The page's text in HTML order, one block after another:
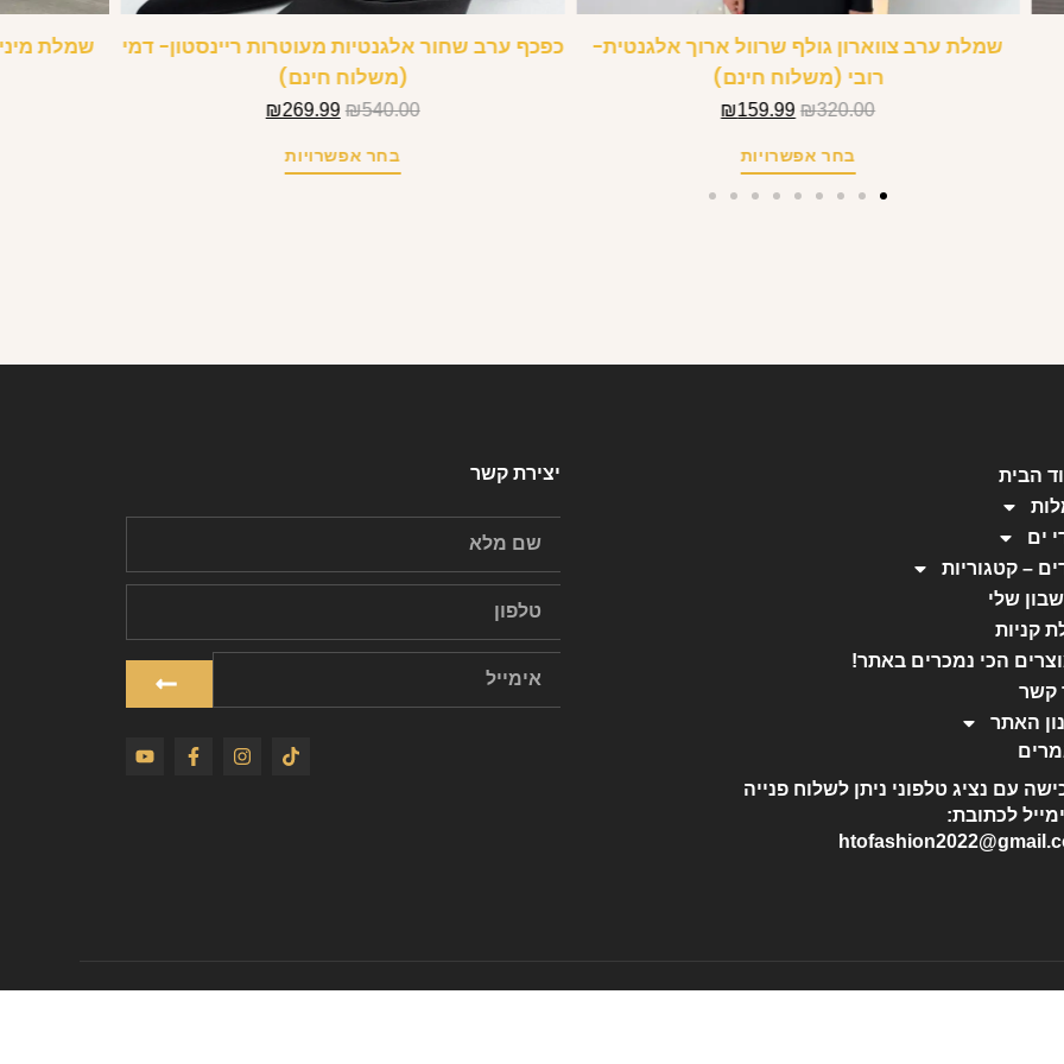
שמלת ערב צווארון גולף שרוול ארוך אלגנטית-
רובי (משלוח חינם)
₪320.00
₪159.99
בחר אפשרויות
כפכף ערב שחור אלגנטיות מעוטרות ריינסטון- דמי
(משלוח חינם)
₪540.00
₪269.99
בחר אפשרויות
שמלת
הבית
ים
– קטגוריות
שלי
קניות
הכי נמכרים באתר!
קשר
האתר
עם נציג טלפוני ניתן לשלוח פנייה
לכתובת:
יצירת קשר